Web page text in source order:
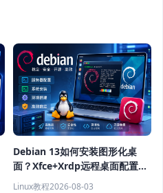
Debian 13如何安装图形化桌
面？Xfce+Xrdp远程桌面配置教
程
Linux教程2026-08-03